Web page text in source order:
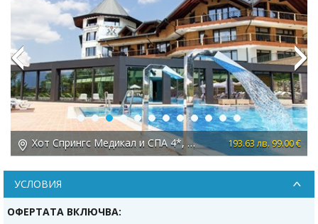
Хот Спрингс Медикал и СПА 4*, с. Баня 193.63 лв. 99.00 €
Previous Next
УСЛОВИЯ
ОФЕРТАТА ВКЛЮЧВА: